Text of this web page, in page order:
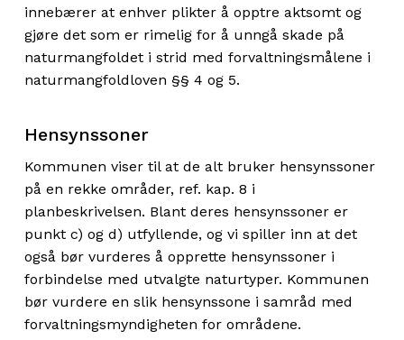
innebærer at enhver plikter å opptre aktsomt og
gjøre det som er rimelig for å unngå skade på
naturmangfoldet i strid med forvaltningsmålene i
naturmangfoldloven §§ 4 og 5.
Hensynssoner
Kommunen viser til at de alt bruker hensynssoner
på en rekke områder, ref. kap. 8 i
planbeskrivelsen. Blant deres hensynssoner er
punkt c) og d) utfyllende, og vi spiller inn at det
også bør vurderes å opprette hensynssoner i
forbindelse med utvalgte naturtyper. Kommunen
bør vurdere en slik hensynssone i samråd med
forvaltningsmyndigheten for områdene.